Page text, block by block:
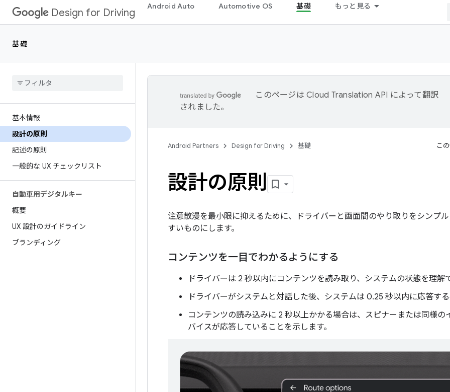
Design for Driving
Android Auto Automotive OS 基礎 もっと見る
基礎
基本情報
設計の原則
記述の原則
一般的な UX チェックリスト
自動車用デジタルキー
概要
UX 設計のガイドライン
ブランディング
このページは Cloud Translation API によって翻訳
されました。
Android Partners Design for Driving 基礎 こ
設計の原則
注意散漫を最小限に抑えるために、ドライバーと画面間のやり取りをシンプ
すいものにします。
コンテンツを一目でわかるようにする
ドライバーは 2 秒以内にコンテンツを読み取り、システムの状態を理解
ドライバーがシステムと対話した後、システムは 0.25 秒以内に応答す
コンテンツの読み込みに 2 秒以上かかる場合は、スピナーまたは同様の
バイスが応答していることを示します。